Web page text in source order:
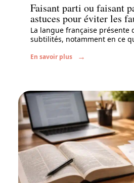
Faisant parti ou faisant
astuces pour éviter les
La langue française présente
subtilités, notamment en ce
En savoir plus